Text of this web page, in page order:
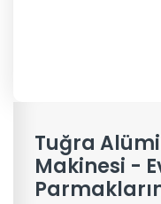
Tuğra
Makinesi -